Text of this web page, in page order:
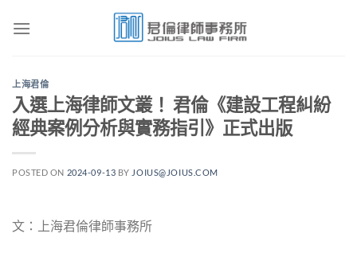
上海君倫
入選上海律師文叢！ 君倫《建設工程糾紛
經典案例分析與實務指引》正式出版
POSTED ON 2024-09-13 BY JOIUS@JOIUS.COM
文：上海君倫律師事務所